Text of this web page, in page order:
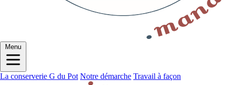
Menu
La conserverie G du Pot Notre démarche Travail à façon